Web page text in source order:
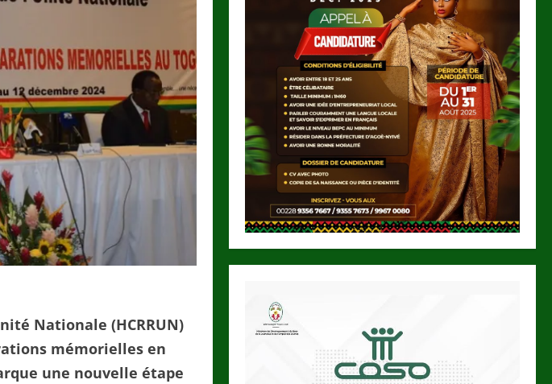
Nationale (HCRRUN)
mémorielles en
une nouvelle étape